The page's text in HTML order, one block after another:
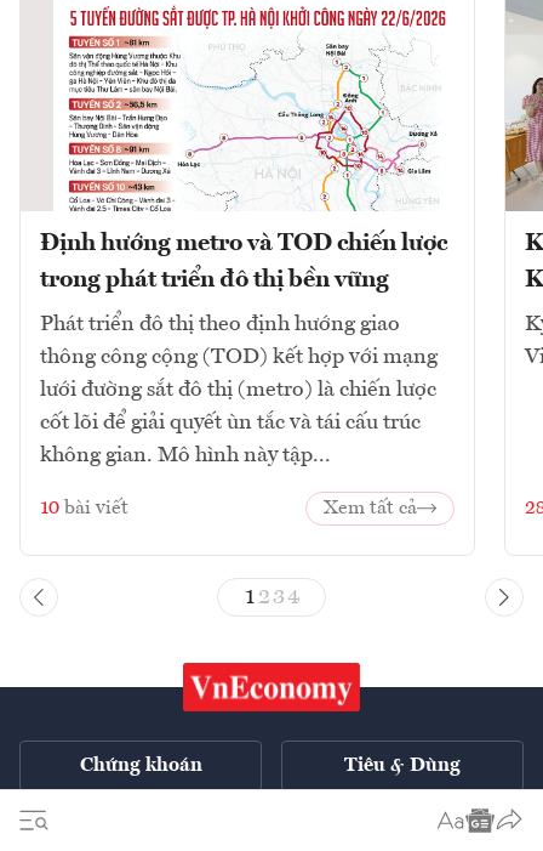
Định hướng metro và TOD chiến lược
trong phát triển đô thị bền vững
Phát triển đô thị theo định hướng giao
thông công cộng (TOD) kết hợp với mạng
lưới đường sắt đô thị (metro) là chiến lược
cốt lõi để giải quyết ùn tắc và tái cấu trúc
không gian. Mô hình này tập...
10 bài viết Xem tất cả
1 23 4
Chứng khoán Tiêu & Dùng